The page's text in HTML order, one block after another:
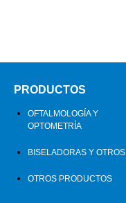
PRODUCTOS
OFTALMOLOGÍA Y
OPTOMETRÍA
BISELADORAS Y OTROS
OTROS PRODUCTOS